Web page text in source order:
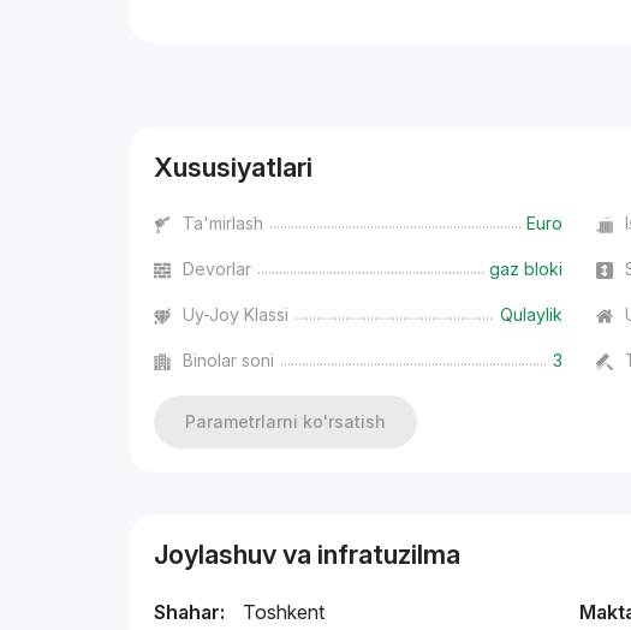
Xususiyatlari
Ta'mirlash Euro
Devorlar gaz bloki
Uy-Joy Klassi Qulaylik
Binolar soni 3
Parametrlarni ko'rsatish
Joylashuv va infratuzilma
Shahar:
Toshkent